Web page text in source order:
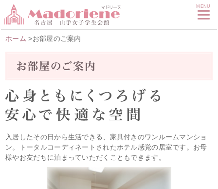
MENU
ホーム >お部屋のご案内
入居したその日から生活できる、家具付きのワンルームマンショ
ン。トータルコーディネートされたホテル感覚の居室です。お母
様やお友だちに泊まっていただくこともできます。